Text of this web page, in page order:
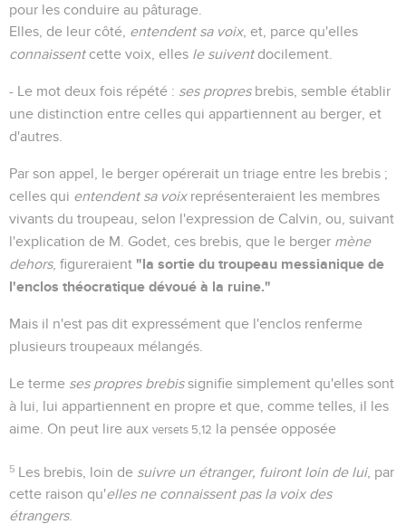
pour les conduire au pâturage.
Elles, de leur côté, entendent sa voix, et, parce qu'elles
connaissentcette voix, elles le suiventdocilement.
- Le mot deux fois répété : ses propresbrebis, semble établir
une distinction entre celles qui appartiennent au berger, et
d'autres.
Par son appel, le berger opérerait un triage entre les brebis ;
celles qui entendent sa voixreprésenteraient les membres
vivants du troupeau, selon l'expression de Calvin, ou, suivant
l'explication de M. Godet, ces brebis, que le berger mène
dehors, figureraient "la sortie du troupeau messianique de
l'enclos théocratique dévoué à la ruine."
Mais il n'est pas dit expressément que l'enclos renferme
plusieurs troupeaux mélangés.
Le terme ses propres brebissignifie simplement qu'elles sont
à lui, lui appartiennent en propre et que, comme telles, il les
aime. On peut lire aux versets 5,12 la pensée opposée
5 Les brebis, loin de suivre un étranger, fuiront loin de lui, par
cette raison qu'elles ne connaissent pas la voix des
étrangers.